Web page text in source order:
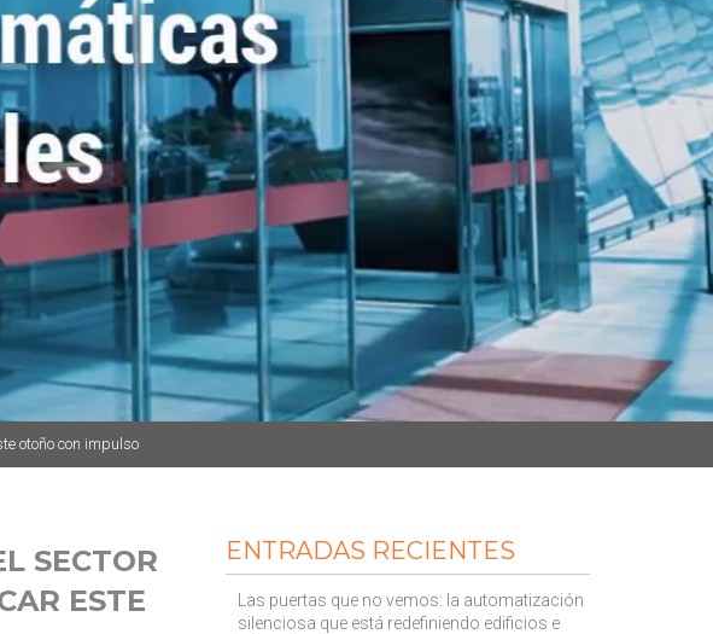
otoño con impulso
ENTRADAS RECIENTES
Las puertas que no vemos: la automatización
silenciosa que está redefiniendo edificios e
SECTOR
ESTE